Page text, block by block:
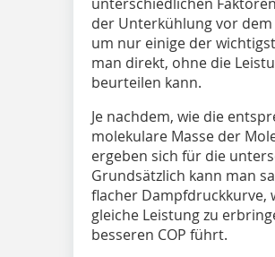
der Unterkühlung vor
um nur einige der
man direkt, ohne die
beurteilen kann.
Je nachdem, wie die
molekulare Masse der
ergeben sich für die
Grundsätzlich kann man
flacher Dampfdruckkurve,
gleiche Leistung zu
besseren COP führt.